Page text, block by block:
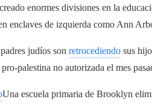
enormes divisiones en la
enclaves de izquierda como Ann
judíos son retrocediendo sus
palestina no autorizada el mes
Una escuela primaria de Brooklyn